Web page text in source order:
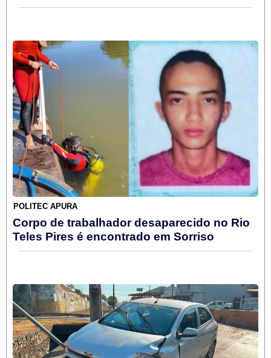
POLITEC APURA
Corpo de trabalhador desaparecido no Rio
Teles Pires é encontrado em Sorriso